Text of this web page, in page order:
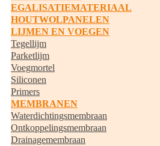
EGALISATIEMATERIAAL
HOUTWOLPANELEN
LIJMEN EN VOEGEN
Tegellijm
Parketlijm
Voegmortel
Siliconen
Primers
MEMBRANEN
Waterdichtingsmembraan
Ontkoppelingsmembraan
Drainagemembraan